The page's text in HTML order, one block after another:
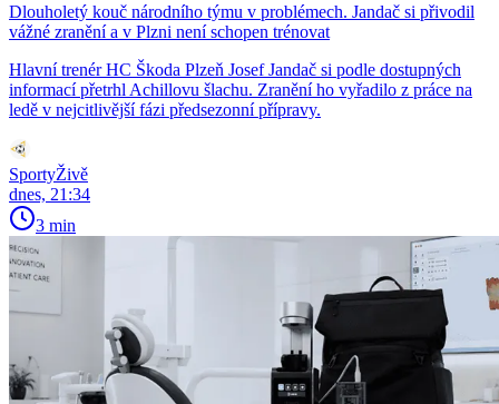
Dlouholetý kouč národního týmu v problémech. Jandač si přivodil
vážné zranění a v Plzni není schopen trénovat
Hlavní trenér HC Škoda Plzeň Josef Jandač si podle dostupných
informací přetrhl Achillovu šlachu. Zranění ho vyřadilo z práce na
ledě v nejcitlivější fázi předsezonní přípravy.
SportyŽivě
dnes, 21:34
3 min